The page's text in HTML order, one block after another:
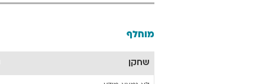
מוחלף
שחקן